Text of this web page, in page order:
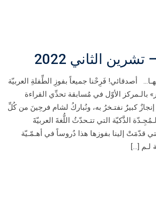
أصدقائي! فَرِحْنا جميعاً بفوزِ الطِّفلةِ العربيّة
بالـمركز الأوّل في مُسابقة تحدِّي القراءة
وهو إنجازٌ كبيرٌ نفتـخرُ به، ونُباركُ لشام فرحِينَ من كُلِّ
الذَّكيّة التي تتـحدّثُ اللُّغةَ العربيّةَ
قدّمَتْ إلينا بفوزها هذا دُروساً في أهـمّـيّة
لـم […]